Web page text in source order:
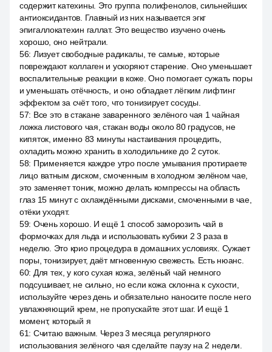
содержит катехины. Это группа полифенолов, сильнейших
антиоксидантов. Главный из них называется эгкг
эпигаллокатехин галлат. Это вещество изучено очень
хорошо, оно нейтрали.
56: Лизует свободные радикалы, те самые, которые
повреждают коллаген и ускоряют старение. Оно уменьшает
воспалительные реакции в коже. Оно помогает сужать поры
и уменьшать отёчность, и оно обладает лёгким лифтинг
эффектом за счёт того, что тонизирует сосуды.
57: Все это в стакане заваренного зелёного чая 1 чайная
ложка листового чая, стакан воды около 80 градусов, не
кипяток, именно 83 минуты настаивания процедить,
охладить можно хранить в холодильнике до 2 суток.
58: Применяется каждое утро после умывания протираете
лицо ватным диском, смоченным в холодном зелёном чае,
это заменяет тоник, можно делать компрессы на область
глаз 15 минут с охлаждёнными дисками, смоченными в чае,
отёки уходят.
59: Очень хорошо. И ещё 1 способ заморозить чай в
формочках для льда и использовать кубики 2 3 раза в
неделю. Это крио процедура в домашних условиях. Сужает
поры, тонизирует, даёт мгновенную свежесть. Есть нюанс.
60: Для тех, у кого сухая кожа, зелёный чай немного
подсушивает, не сильно, но если кожа склонна к сухости,
используйте через день и обязательно наносите после него
увлажняющий крем, не пропускайте этот шаг. И ещё 1
момент, который я
61: Считаю важным. Через 3 месяца регулярного
использования зелёного чая сделайте паузу на 2 недели.